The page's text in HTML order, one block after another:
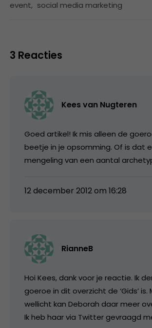
event, social media marketing
3 Reacties
Kees van Nugteren
Goed artikel! Ik mis alleen de
beetje in je opsomming. Of is dat
mengeling van een aantal
12 december 2012 om 16:28
RianneB
Hoi Kees, dank voor je reactie. Ik
goeroe in dit overzicht de ‘Gids’ is.
wellicht kan Deborah daar meer
Ik heb haar via Twitter gevraagd